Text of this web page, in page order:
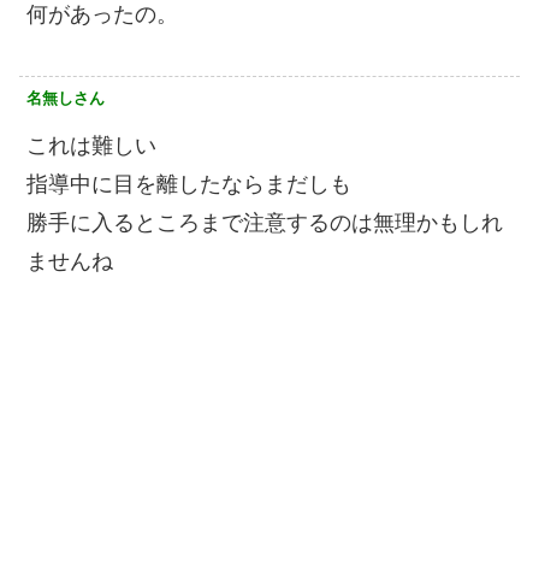
何があったの。
名無しさん
これは難しい
指導中に目を離したならまだしも
勝手に入るところまで注意するのは無理かもしれ
ませんね